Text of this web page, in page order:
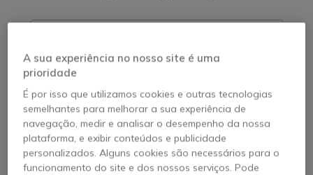
Apelido
Empresa
Telefone
A sua experiência no nosso site é uma
prioridade
É por isso que utilizamos cookies e outras tecnologias
semelhantes para melhorar a sua experiência de
navegação, medir e analisar o desempenho da nossa
plataforma, e exibir conteúdos e publicidade
personalizados. Alguns cookies são necessários para o
funcionamento do site e dos nossos serviços. Pode